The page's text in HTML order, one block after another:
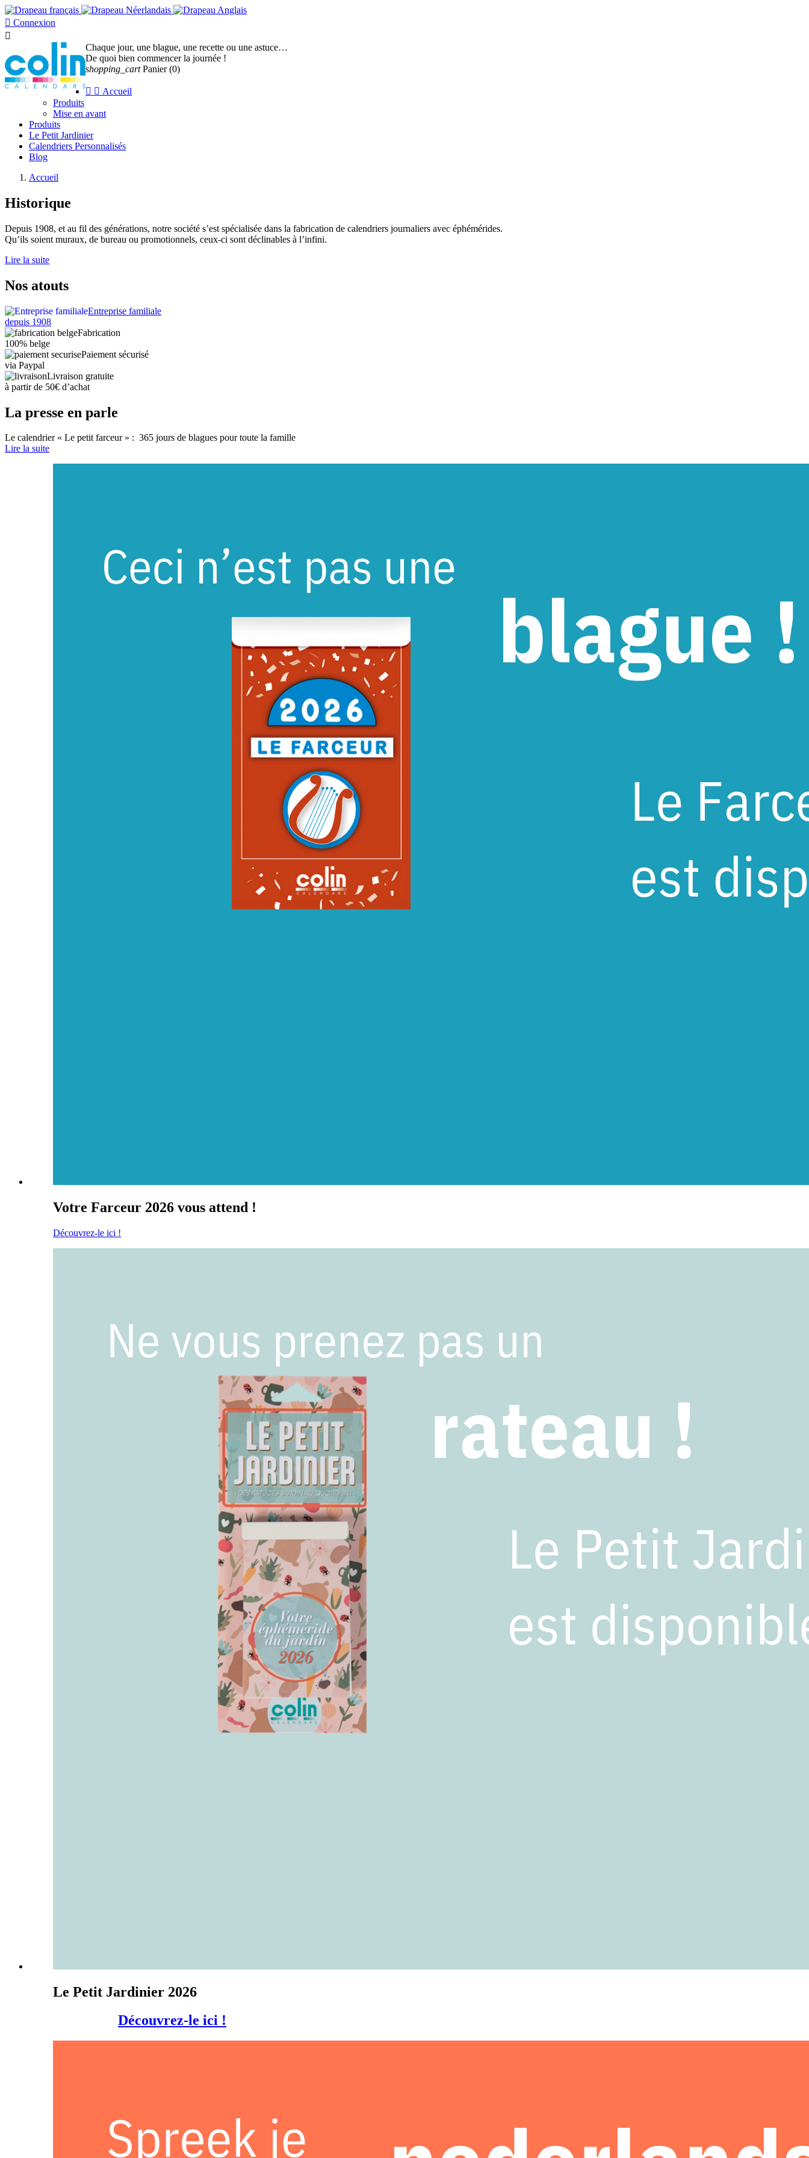
 Connexion

Chaque jour, une blague, une recette ou une astuce…
De quoi bien commencer la journée !
shopping_cart Panier (0)
  Accueil
Produits
Mise en avant
Produits
Le Petit Jardinier
Calendriers Personnalisés
Blog
Accueil
Historique
Depuis 1908, et au fil des générations, notre société s’est spécialisée dans la fabrication de calendriers journaliers avec éphémérides.
Qu’ils soient muraux, de bureau ou promotionnels, ceux-ci sont déclinables à l’infini.
Lire la suite
Nos atouts
Entreprise familiale
depuis 1908
Fabrication
100% belge
Paiement sécurisé
via Paypal
Livraison gratuite
à partir de 50€ d’achat
La presse en parle
Le calendrier « Le petit farceur » : 365 jours de blagues pour toute la famille
Lire la suite
Votre Farceur 2026 vous attend !
Découvrez-le ici !
Le Petit Jardinier 2026
Découvrez-le ici !